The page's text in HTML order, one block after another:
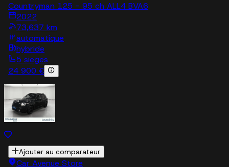
Countryman 125 - 95 ch ALL4 BVA6
2022
73,637 km
automatique
hybride
5 sieges
24 900 €
Ajouter au comparateur
Car Avenue Store